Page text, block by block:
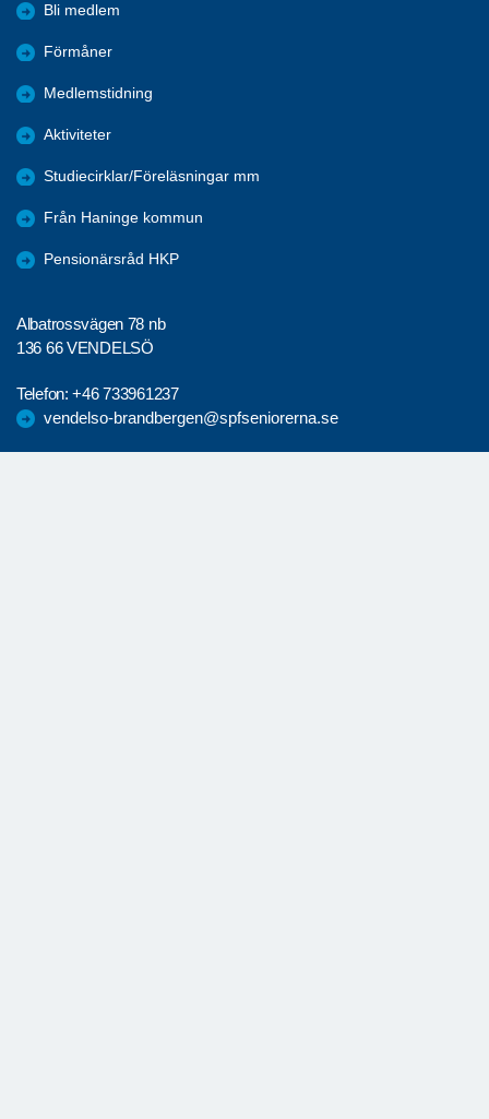
Bli medlem
Förmåner
Medlemstidning
Aktiviteter
Studiecirklar/Föreläsningar mm
Från Haninge kommun
Pensionärsråd HKP
Albatrossvägen 78 nb
136 66 VENDELSÖ
Telefon:+46 733961237
vendelso-brandbergen@spfseniorerna.se